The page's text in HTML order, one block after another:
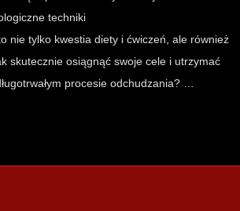
techniki
nie tylko kwestia diety i ćwiczeń, ale również
skutecznie osiągnąć swoje cele i utrzymać
procesie odchudzania? …